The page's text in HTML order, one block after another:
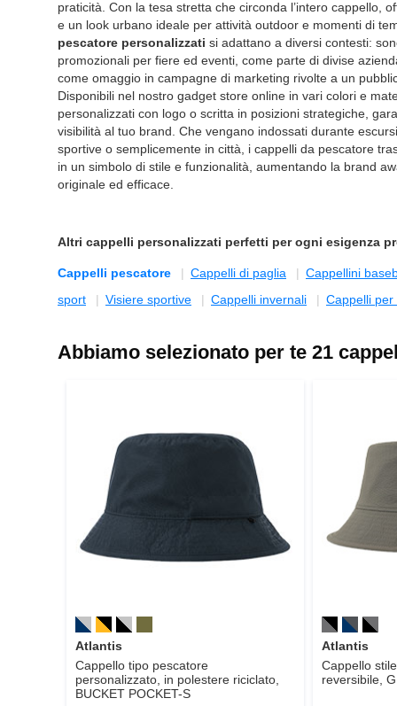
praticità. Con la tesa stretta che circonda l’intero cappello,
e un look urbano ideale per attività outdoor e momenti di
pescatore personalizzati si adattano a diversi contesti:
promozionali per fiere ed eventi, come parte di divise
come omaggio in campagne di marketing rivolte a un
Disponibili nel nostro gadget store online in vari colori e
personalizzati con logo o scritta in posizioni strategiche,
visibilità al tuo brand. Che vengano indossati durante
sportive o semplicemente in città, i cappelli da pescatore
in un simbolo di stile e funzionalità, aumentando la brand
originale ed efficace.
Altri cappelli personalizzati perfetti per ogni esigenza
Cappelli pescatore Cappelli di paglia
Cappellini
sport
Visiere sportive Cappelli invernali Cappelli per
Abbiamo selezionato per te 21
Atlantis
Cappello tipo pescatore
personalizzato, in polestere riciclato,
BUCKET POCKET-S
Atlantis
Cappello
reversibile,